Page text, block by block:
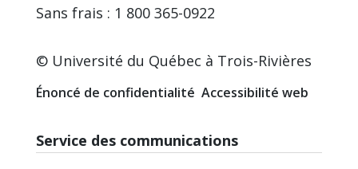
Sans frais : 1 800 365-0922
© Université du Québec à Trois-Rivières
Énoncé de confidentialité Accessibilité web
Service des communications